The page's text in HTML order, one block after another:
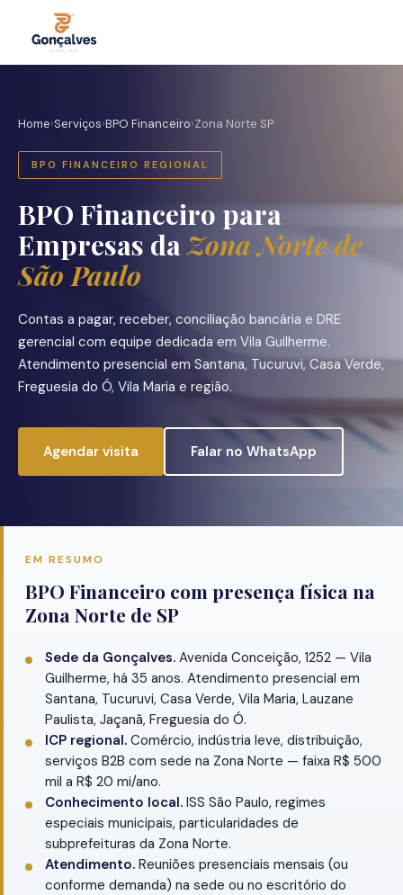
Home›Serviços›BPO Financeiro›Zona Norte SP
BPO FINANCEIRO REGIONAL
BPO Financeiro para
Empresas daZona Norte de
São Paulo
Contas a pagar, receber, conciliação bancária e DRE
gerencial com equipe dedicada em Vila Guilherme.
Atendimento presencial em Santana, Tucuruvi, Casa Verde,
Freguesia do Ó, Vila Maria e região.
Agendar visita Falar no WhatsApp
EM RESUMO
BPO Financeiro com presença física na
Zona Norte de SP
Sede da Gonçalves. Avenida Conceição, 1252 — Vila
Guilherme, há 35 anos. Atendimento presencial em
Santana, Tucuruvi, Casa Verde, Vila Maria, Lauzane
Paulista, Jaçanã, Freguesia do Ó.
ICP regional. Comércio, indústria leve, distribuição,
serviços B2B com sede na Zona Norte — faixa R$ 500
mil a R$ 20 mi/ano.
Conhecimento local. ISS São Paulo, regimes
especiais municipais, particularidades de
subprefeituras da Zona Norte.
Atendimento. Reuniões presenciais mensais (ou
conforme demanda) na sede ou no escritório do